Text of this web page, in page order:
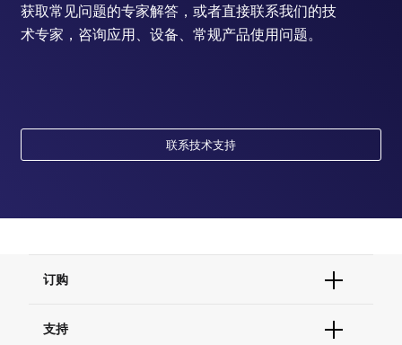
获取常见问题的专家解答，或者直接联系我们的技
术专家，咨询应用、设备、常规产品使用问题。
联系技术支持
订购
订单支持
支持